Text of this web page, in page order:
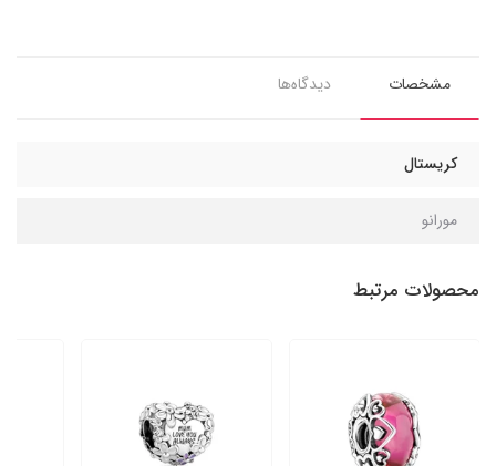
مشخصات دیدگاه‌ها
کریستال
مورانو
محصولات مرتبط